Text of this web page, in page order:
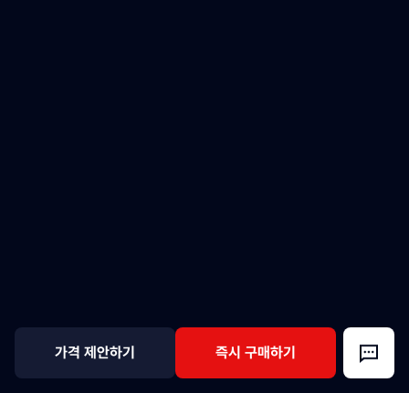
가격 제안하기 즉시 구매하기